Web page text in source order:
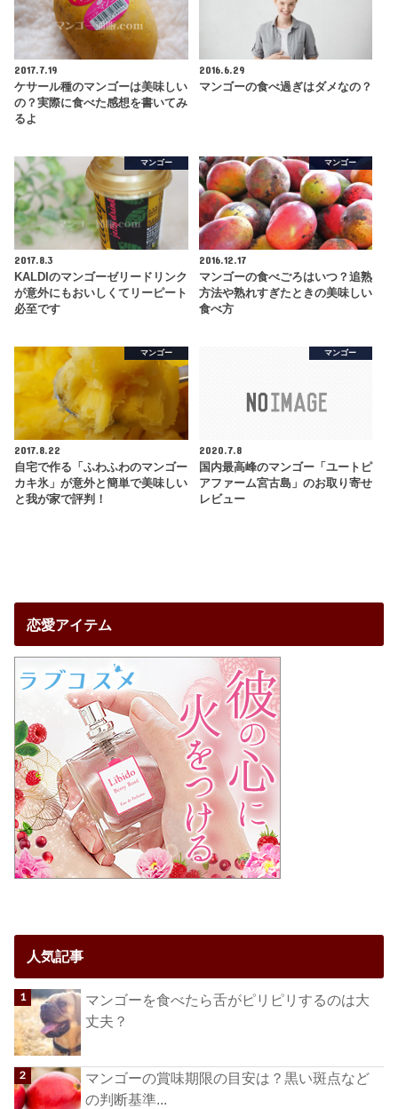
2017.7.19
ケサール種のマンゴーは美味しい
の？実際に食べた感想を書いてみ
るよ
2016.6.29
マンゴーの食べ過ぎはダメなの？
マンゴー
2017.8.3
KALDIのマンゴーゼリードリンク
が意外にもおいしくてリーピート
必至です
マンゴー
2016.12.17
マンゴーの食べごろはいつ？追熟
方法や熟れすぎたときの美味しい
食べ方
マンゴー
2017.8.22
自宅で作る「ふわふわのマンゴー
カキ氷」が意外と簡単で美味しい
と我が家で評判！
マンゴー
2020.7.8
国内最高峰のマンゴー「ユートピ
アファーム宮古島」のお取り寄せ
レビュー
恋愛アイテム
人気記事
マンゴーを食べたら舌がピリピリするのは大
丈夫？
マンゴーの賞味期限の目安は？黒い斑点など
の判断基準...